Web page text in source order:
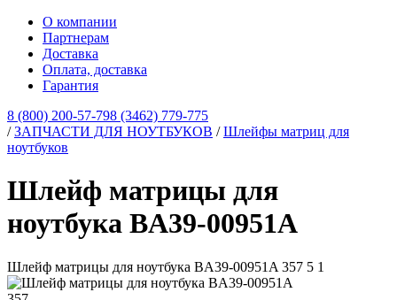
О компании
Партнерам
Доставка
Оплата, доставка
Гарантия
8 (800) 200-57-798 (3462) 779-775
/ЗАПЧАСТИ ДЛЯ НОУТБУКОВ /Шлейфы матриц для
ноутбуков
Шлейф матрицы для
ноутбука BA39-00951A
Шлейф матрицы для ноутбука BA39-00951A 357 5 1